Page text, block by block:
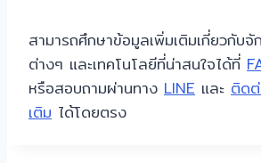
สามารถศึกษาข้อมูลเพิ่มเติมเกี่ยวกับจั
ต่างๆ และเทคโนโลยีที่น่าสนใจได้ที่
หรือสอบถามผ่านทาง LINE และ ติด
เติม ได้โดยตรง